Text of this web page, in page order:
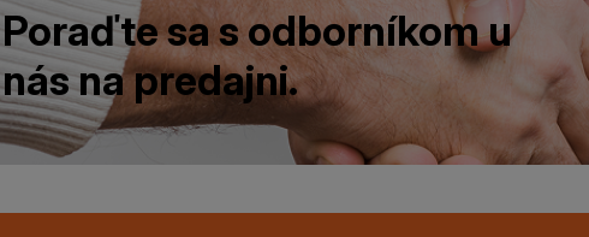
Poraďte sa s odborníkom u
nás na predajni.